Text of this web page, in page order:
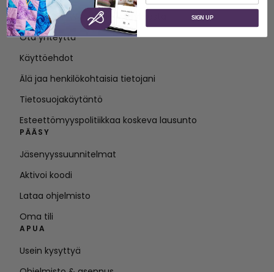
Tietoja SVP Worldwide -yrityksestä
Ota yhteyttä
Käyttöehdot
Älä jaa henkilökohtaisia tietojani
Tietosuojakäytäntö
Esteettömyyspolitiikkaa koskeva lausunto
PÄÄSY
Jäsenyyssuunnitelmat
Aktivoi koodi
Lataa ohjelmisto
Oma tili
APUA
Usein kysyttyä
SIGN UP